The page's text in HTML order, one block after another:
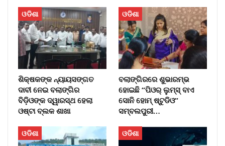
ଓଡିଶା
ଶିକ୍ଷକଙ୍କ ନ୍ୟାୟସଙ୍ଗତ
ଦାବୀ ନେଇ ବଲାଙ୍ଗିର
ବିଡ଼ିଓଙ୍କ ଦ୍ୱାରସ୍ଥ ହେଲା
ଓଷ୍ଟା ବ୍ଲକ ଶାଖା
ଓଡିଶା
ବଲାଙ୍ଗିରରେ ଶୁଭାରମ୍ଭ
ହୋଇଛି “ପିଓର୍ ଲୁମ୍ସ୍ ବାଏ
ସୋନି ହୋମ୍ ଷ୍ଟୁଡିଓ”
ସମ୍ବଲପୁରୀ…
ଓଡିଶା ଓଡିଶା